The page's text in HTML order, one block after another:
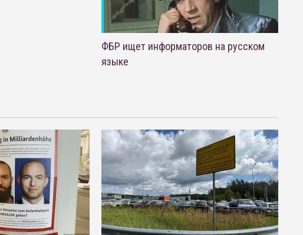
ФБР ищет информаторов на русском
языке